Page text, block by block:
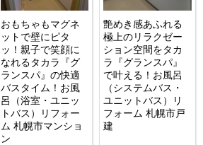
おもちゃもマグネ
ットで壁にピタ
ッ！親子で笑顔に
なれるタカラ『グ
ランスパ』の快適
バスタイム！お風
呂（浴室・ユニッ
トバス）リフォー
ム 札幌市マンショ
ン
艶めき感あふれる
極上のリラクゼー
ション空間をタカ
ラ『グランスパ』
で叶える！お風呂
（システムバス・
ユニットバス）リ
フォーム 札幌市戸
建